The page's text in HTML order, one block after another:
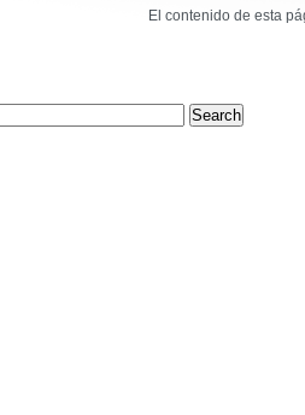
El contenido de esta